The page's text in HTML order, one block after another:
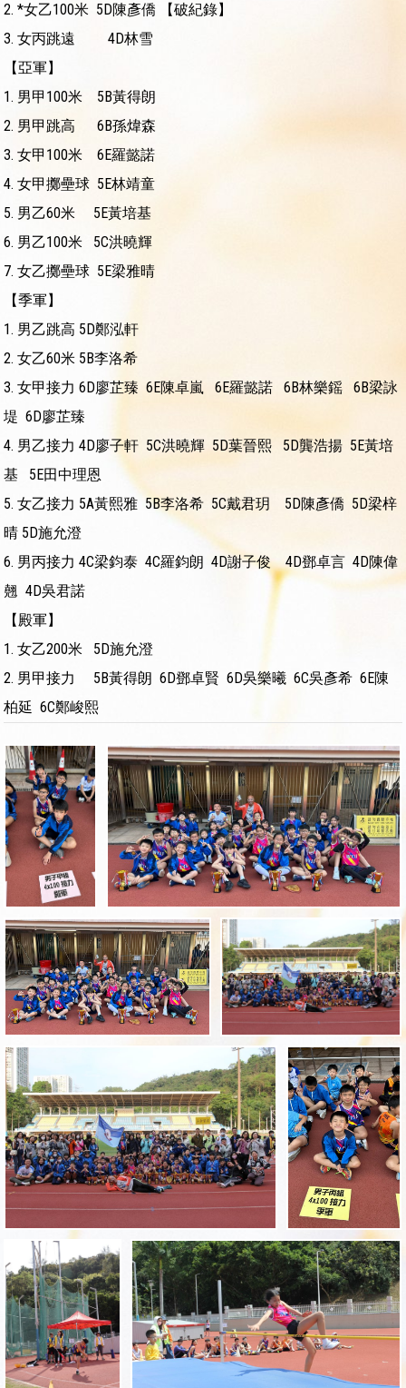
2. *女乙100米 5D陳彥僑 【破紀錄】
3. 女丙跳遠 4D林雪
【亞軍】
1. 男甲100米 5B黃得朗
2. 男甲跳高 6B孫煒森
3. 女甲100米 6E羅懿諾
4. 女甲擲壘球 5E林靖童
5. 男乙60米 5E黃培基
6. 男乙100米 5C洪曉輝
7. 女乙擲壘球 5E梁雅晴
【季軍】
1. 男乙跳高 5D鄭泓軒
2. 女乙60米 5B李洛希
3. 女甲接力 6D廖芷臻 6E陳卓嵐 6E羅懿諾 6B林樂鎐 6B梁詠
堤 6D廖芷臻
4. 男乙接力 4D廖子軒 5C洪曉輝 5D葉晉熙 5D龔浩揚 5E黃培
基 5E田中理恩
5. 女乙接力 5A黃熙雅 5B李洛希 5C戴君玥 5D陳彥僑 5D梁梓
晴 5D施允澄
6. 男丙接力 4C梁鈞泰 4C羅鈞朗 4D謝子俊 4D鄧卓言 4D陳偉
翹 4D吳君諾
【殿軍】
1. 女乙200米 5D施允澄
2. 男甲接力 5B黃得朗 6D鄧卓賢 6D吳樂曦 6C吳彥希 6E陳
柏延 6C鄭峻熙